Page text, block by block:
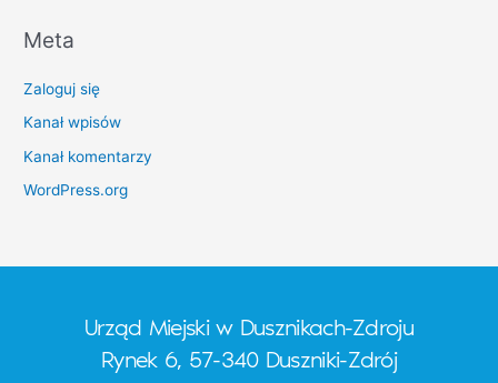
Meta
Zaloguj się
Kanał wpisów
Kanał komentarzy
WordPress.org
Urząd Miejski w Dusznikach-Zdroju
Rynek 6, 57-340 Duszniki-Zdrój